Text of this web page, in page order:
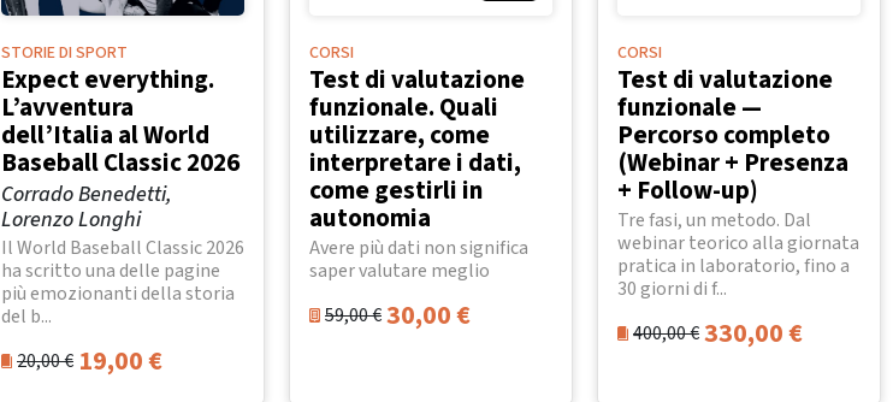
STORIE DI SPORT
Expect everything.
L’avventura
dell’Italia al World
Baseball Classic 2026
Corrado Benedetti,
Lorenzo Longhi
Il World Baseball Classic 2026
ha scritto una delle pagine
più emozionanti della storia
del b...
20,00€ 19,00€
CORSI
Test di valutazione
funzionale. Quali
utilizzare, come
interpretare i dati,
come gestirli in
autonomia
Avere più dati non significa
saper valutare meglio
59,00€30,00€
CORSI
Test di valutazione
funzionale —
Percorso completo
(Webinar + Presenza
+ Follow-up)
Tre fasi, un metodo. Dal
webinar teorico alla giornata
pratica in laboratorio, fino a
30 giorni di f...
400,00€330,00€